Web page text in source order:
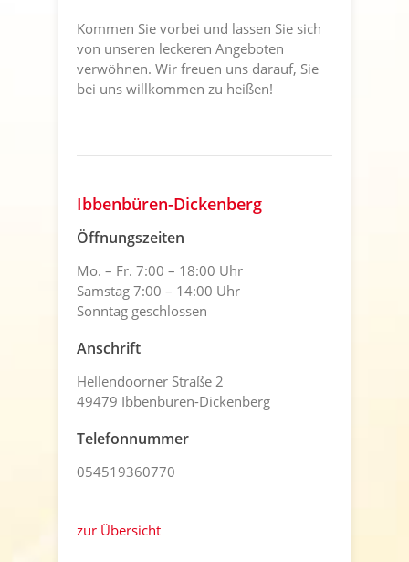
Kommen Sie vorbei und lassen Sie sich
von unseren leckeren Angeboten
verwöhnen. Wir freuen uns darauf, Sie
bei uns willkommen zu heißen!
Ibbenbüren-Dickenberg
Öffnungszeiten
Mo. – Fr. 7:00 – 18:00 Uhr
Samstag 7:00 – 14:00 Uhr
Sonntag geschlossen
Anschrift
Hellendoorner Straße 2
49479 Ibbenbüren-Dickenberg
Telefonnummer
054519360770
zur Übersicht